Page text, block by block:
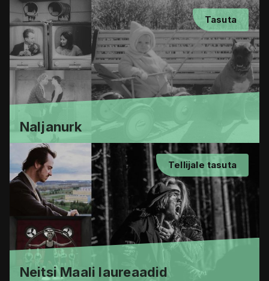
Tasuta
Naljanurk
Tellijale tasuta
Neitsi Maali laureaadid